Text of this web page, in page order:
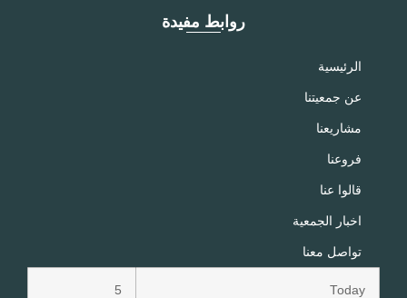
روابط مفيدة
الرئيسية
عن جمعيتنا
مشاريعنا
فروعنا
قالوا عنا
اخبار الجمعية
تواصل معنا
Today
5